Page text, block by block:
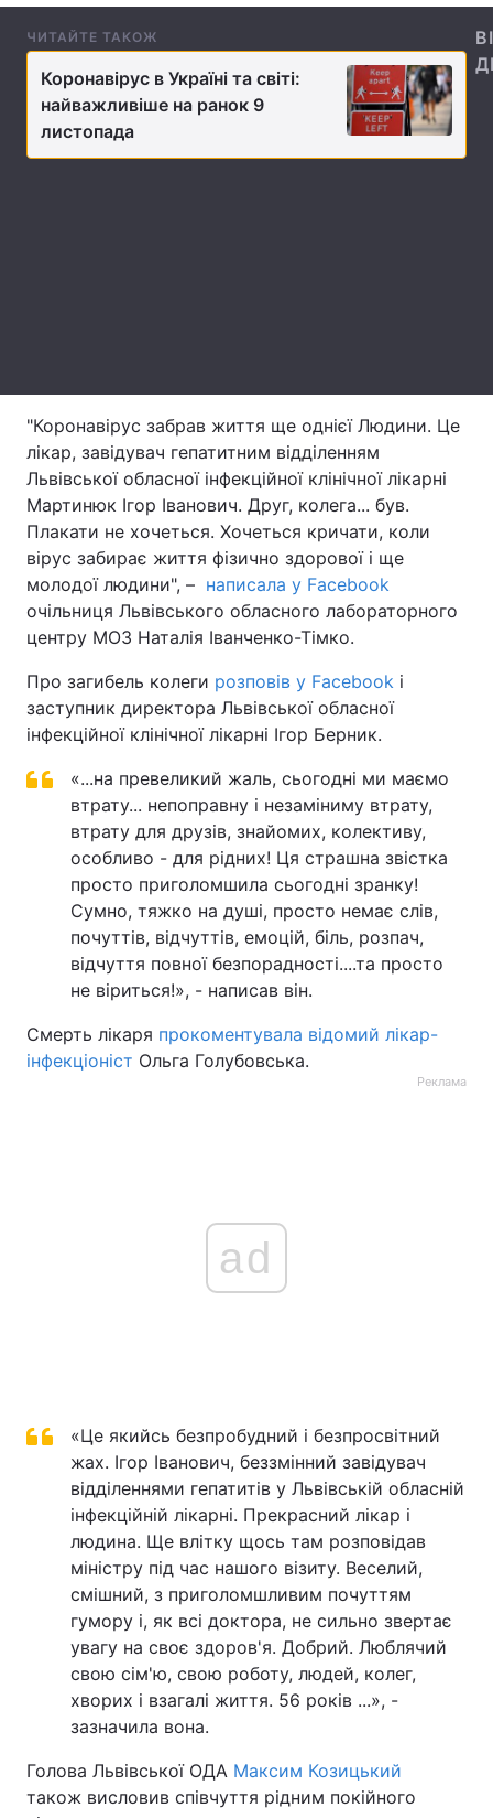
Техно і зв'язок
Зброя Інциденти
Здоров'я
Інтерв'ю Думки
Вакансії
Контакти
Послуги
Тема оформлення
ЧИТАЙТЕ ТАКОЖ
Коронавірус в Україні та світі:
найважливіше на ранок 9
листопада
"Коронавірус забрав життя ще однієї Людини. Це
лікар, завідувач гепатитним відділенням
Львівської обласної інфекційної клінічної лікарні
Мартинюк Ігор Іванович. Друг, колега... був.
Плакати не хочеться. Хочеться кричати, коли
вірус забирає життя фізично здорової і ще
молодої людини", – написала у Facebook
очільниця Львівського обласного лабораторного
центру МОЗ Наталія Іванченко-Тімко.
Про загибель колеги розповів у Facebook і
заступник директора Львівської обласної
інфекційної клінічної лікарні Ігор Берник.
«...на превеликий жаль, сьогодні ми маємо
втрату... непоправну і незаміниму втрату,
втрату для друзів, знайомих, колективу,
особливо - для рідних! Ця страшна звістка
просто приголомшила сьогодні зранку!
Сумно, тяжко на душі, просто немає слів,
почуттів, відчуттів, емоцій, біль, розпач,
відчуття повної безпорадності....та просто
не віриться!», - написав він.
Смерть лікаря прокоментувала відомий лікар-
інфекціоніст Ольга Голубовська.
Реклама
ad
«Це якийсь безпробудний і безпросвітний
жах. Ігор Іванович, беззмінний завідувач
відділеннями гепатитів у Львівській обласній
інфекційній лікарні. Прекрасний лікар і
людина. Ще влітку щось там розповідав
міністру під час нашого візиту. Веселий,
смішний, з приголомшливим почуттям
гумору і, як всі доктора, не сильно звертає
увагу на своє здоров'я. Добрий. Люблячий
свою сім'ю, свою роботу, людей, колег,
хворих і взагалі життя. 56 років ...», -
зазначила вона.
Голова Львівської ОДА Максим Козицький
також висловив співчуття рідним покійного